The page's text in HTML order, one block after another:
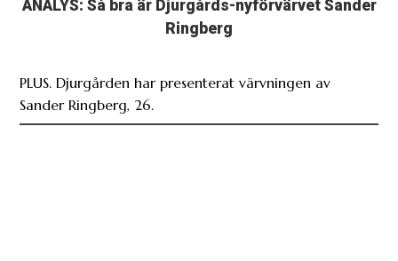
ANALYS: Så bra är Djurgårds-nyförvärvet Sander
Ringberg
PLUS. Djurgården har presenterat värvningen av
Sander Ringberg, 26.